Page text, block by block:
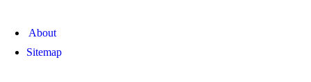
About
Sitemap